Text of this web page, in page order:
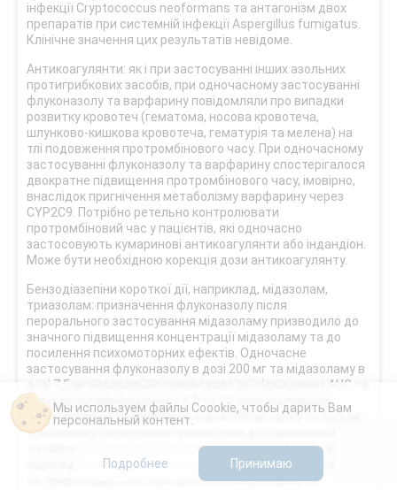
інфекції Cryptococcus neoformans та антагонізм двох
препаратів при системній інфекції Aspergillus fumigatus.
Клінічне значення цих результатів невідоме.
Антикоагулянти: як і при застосуванні інших азольних
протигрибкових засобів, при одночасному застосуванні
флуконазолу та варфарину повідомляли про випадки
розвитку кровотеч (гематома, носова кровотеча,
шлунково-кишкова кровотеча, гематурія та мелена) на
тлі подовження протромбінового часу. При одночасному
застосуванні флуконазолу та варфарину спостерігалося
двократне підвищення протромбінового часу, імовірно,
внаслідок пригнічення метаболізму варфарину через
CYP2С9. Потрібно ретельно контролювати
протромбіновий час у пацієнтів, які одночасно
застосовують кумаринові антикоагулянти або індандіон.
Може бути необхідною корекція дози антикоагулянту.
Бензодіазепіни короткої дії, наприклад, мідазолам,
триазолам: призначення флуконазолу після
перорального застосування мідазоламу призводило до
значного підвищення концентрації мідазоламу та до
посилення психомоторних ефектів. Одночасне
застосування флуконазолу в дозі 200 мг та мідазоламу в
дозі 7,5 мг перорально призводило до підвищення AUC та
періоду напіввиведення у 3,7 та 2,2 разу відповідно.
Застосування флуконазолу в дозі 200 мг/добу та 0,25 мг
триазоламу перорально призводило до підвищення AUC
та періоду напіввиведення триазоламу у 4,4 та 2,3 разу
відповідно. При одночасному застосуванні флуконазолу
та триазоламу спостерігалося потенціювання та
Мы используем файлы Coookie, чтобы дарить Вам
персональный контент.
Подробнее Принимаю